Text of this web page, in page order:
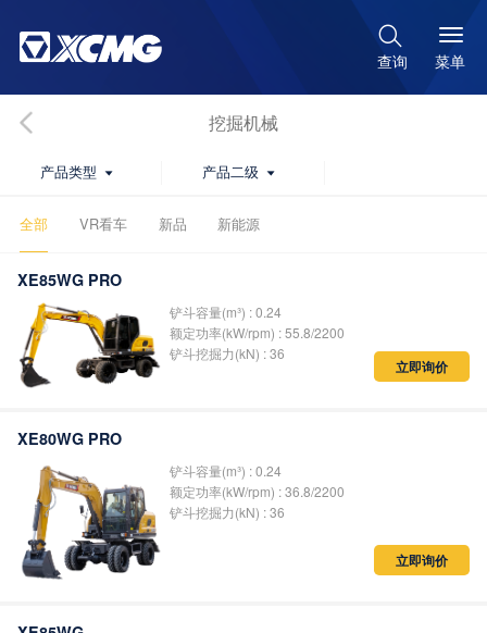

查询 菜单
挖掘机械
产品类型  产品二级 
全部 VR看车 新品 新能源
XE85WG PRO
铲斗容量(m³) : 0.24
额定功率(kW/rpm) : 55.8/2200
铲斗挖掘力(kN) : 36
立即询价
XE80WG PRO
铲斗容量(m³) : 0.24
额定功率(kW/rpm) : 36.8/2200
铲斗挖掘力(kN) : 36
立即询价